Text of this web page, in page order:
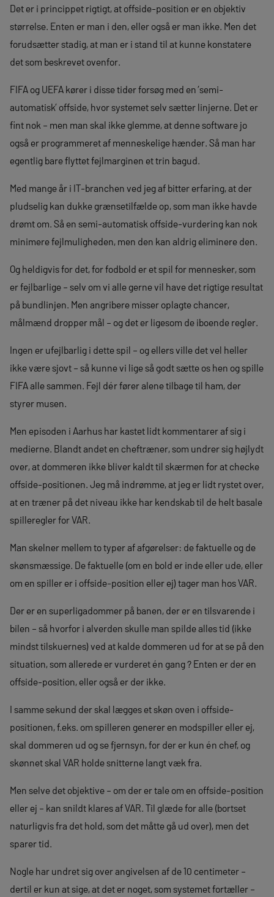
Det er i princippet rigtigt, at offside-position er en objektiv
størrelse. Enten er man i den, eller også er man ikke. Men det
forudsætter stadig, at man er i stand til at kunne konstatere
det som beskrevet ovenfor.
FIFA og UEFA kører i disse tider forsøg med en ’semi-
automatisk’ offside, hvor systemet selv sætter linjerne. Det er
fint nok – men man skal ikke glemme, at denne software jo
også er programmeret af menneskelige hænder. Så man har
egentlig bare flyttet fejlmarginen et trin bagud.
Med mange år i IT-branchen ved jeg af bitter erfaring, at der
pludselig kan dukke grænsetilfælde op, som man ikke havde
drømt om. Så en semi-automatisk offside-vurdering kan nok
minimere fejlmuligheden, men den kan aldrig eliminere den.
Og heldigvis for det, for fodbold er et spil for mennesker, som
er fejlbarlige – selv om vi alle gerne vil have det rigtige resultat
på bundlinjen. Men angribere misser oplagte chancer,
målmænd dropper mål – og det er ligesom de iboende regler.
Ingen er ufejlbarlig i dette spil – og ellers ville det vel heller
ikke være sjovt – så kunne vi lige så godt sætte os hen og spille
FIFA alle sammen. Fejl dér fører alene tilbage til ham, der
styrer musen.
Men episoden i Aarhus har kastet lidt kommentarer af sig i
medierne. Blandt andet en cheftræner, som undrer sig højlydt
over, at dommeren ikke bliver kaldt til skærmen for at checke
offside-positionen. Jeg må indrømme, at jeg er lidt rystet over,
at en træner på det niveau ikke har kendskab til de helt basale
spilleregler for VAR.
Man skelner mellem to typer af afgørelser: de faktuelle og de
skønsmæssige. De faktuelle (om en bold er inde eller ude, eller
om en spiller er i offside-position eller ej) tager man hos VAR.
Der er en superligadommer på banen, der er en tilsvarende i
bilen – så hvorfor i alverden skulle man spilde alles tid (ikke
mindst tilskuernes) ved at kalde dommeren ud for at se på den
situation, som allerede er vurderet én gang ? Enten er der en
offside-position, eller også er der ikke.
I samme sekund der skal lægges et skøn oven i offside-
positionen, f.eks. om spilleren generer en modspiller eller ej,
skal dommeren ud og se fjernsyn, for der er kun én chef, og
skønnet skal VAR holde snitterne langt væk fra.
Men selve det objektive – om der er tale om en offside-position
eller ej – kan snildt klares af VAR. Til glæde for alle (bortset
naturligvis fra det hold, som det måtte gå ud over), men det
sparer tid.
Nogle har undret sig over angivelsen af de 10 centimeter –
dertil er kun at sige, at det er noget, som systemet fortæller –